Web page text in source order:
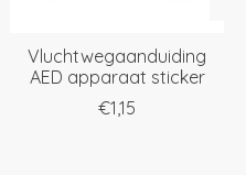
Vluchtwegaanduiding
AED apparaat sticker
€1,15